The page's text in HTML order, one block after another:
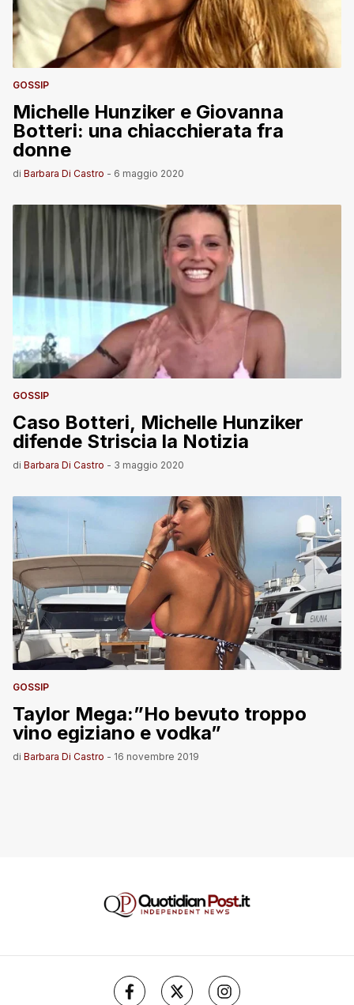
GOSSIP
Michelle Hunziker e Giovanna
Botteri: una chiacchierata fra
donne
di Barbara Di Castro - 6 maggio 2020
GOSSIP
Caso Botteri, Michelle Hunziker
difende Striscia la Notizia
di Barbara Di Castro - 3 maggio 2020
GOSSIP
Taylor Mega:”Ho bevuto troppo
vino egiziano e vodka”
di Barbara Di Castro - 16 novembre 2019